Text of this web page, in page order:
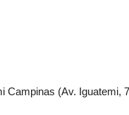
Campinas (Av. Iguatemi,